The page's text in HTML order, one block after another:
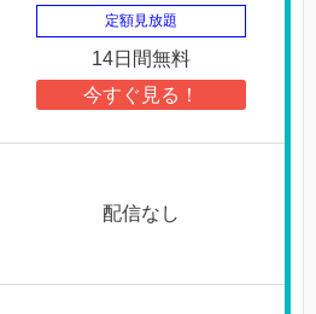
定額見放題
14日間無料
今すぐ見る！
配信なし